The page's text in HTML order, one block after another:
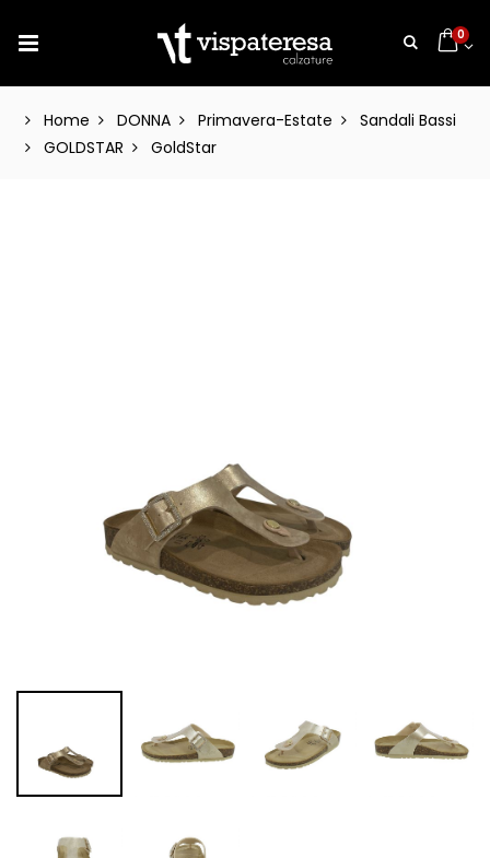
0
Home DONNA Primavera-Estate
Sandali Bassi
GOLDSTAR
GoldStar